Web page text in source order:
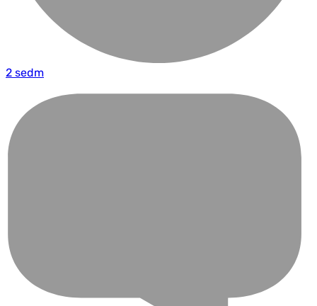
2 sedm